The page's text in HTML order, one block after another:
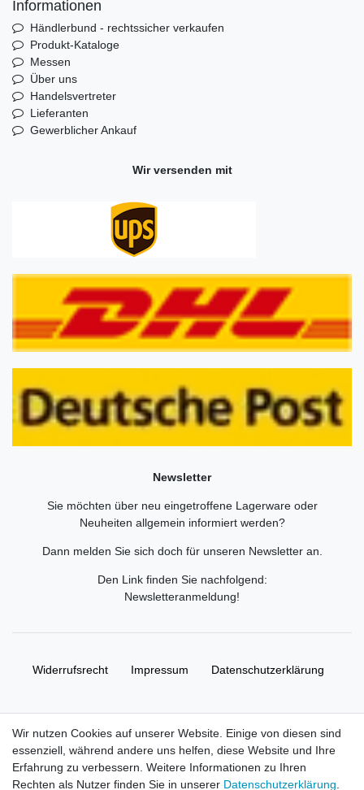
Informationen
Händlerbund - rechtssicher verkaufen
Produkt-Kataloge
Messen
Über uns
Handelsvertreter
Lieferanten
Gewerblicher Ankauf
Wir versenden mit
Newsletter
Sie möchten über neu eingetroffene Lagerware oder
Neuheiten allgemein informiert werden?
Dann melden Sie sich doch für unseren Newsletter an.
Den Link finden Sie nachfolgend:
Newsletteranmeldung!
Widerrufs­recht Impressum Daten­schutz­erklärung
© Copyright 2026 | Alle Rechte vorbehalten. HL-
Handelsgesellschaft mbH.
Wir nutzen Cookies auf unserer Website. Einige von diesen sind
essenziell, während andere uns helfen, diese Website und Ihre
Erfahrung zu verbessern. Weitere Informationen zu Ihren
Rechten als Nutzer finden Sie in unserer Daten­schutz­erklärung